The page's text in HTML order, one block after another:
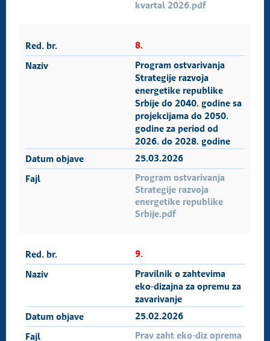
kvartal 2026.pdf
8.
Program ostvarivanja
Strategije razvoja
energetike republike
Srbije do 2040. godine sa
projekcijama do 2050.
godine za period od
2026. do 2028. godine
25.03.2026
Program ostvarivanja
Strategije razvoja
energetike republike
Srbije.pdf
9.
Pravilnik o zahtevima
eko-dizajna za opremu za
zavarivanje
25.02.2026
Prav zaht eko-diz oprema